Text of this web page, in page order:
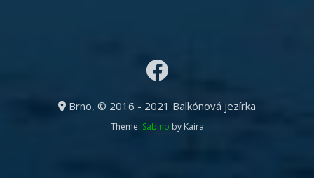
Brno, © 2016 - 2021 Balkónová jezírka
Theme: Sabino by Kaira